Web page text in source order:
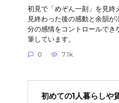
初見で「めぞん一刻」を見終
見終わった後の感動と余韻が
分の感情をコントロールでき
筆しています。
0 7.1k.
初めての1人暮らしや